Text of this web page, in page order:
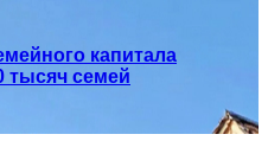
капитала
тысяч семей